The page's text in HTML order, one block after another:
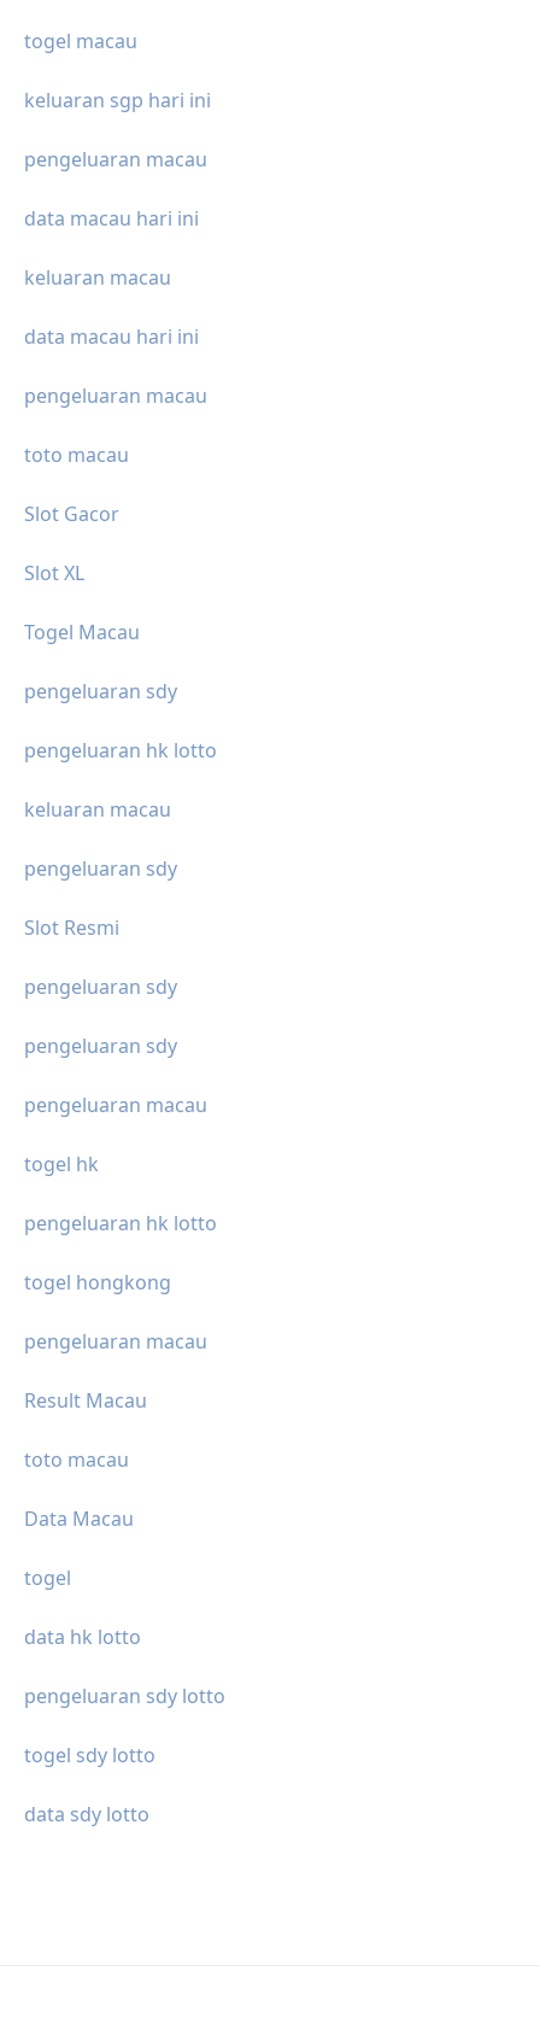
togel macau
keluaran sgp hari ini
pengeluaran macau
data macau hari ini
keluaran macau
data macau hari ini
pengeluaran macau
toto macau
Slot Gacor
Slot XL
Togel Macau
pengeluaran sdy
pengeluaran hk lotto
keluaran macau
pengeluaran sdy
Slot Resmi
pengeluaran sdy
pengeluaran sdy
pengeluaran macau
togel hk
pengeluaran hk lotto
togel hongkong
pengeluaran macau
Result Macau
toto macau
Data Macau
togel
data hk lotto
pengeluaran sdy lotto
togel sdy lotto
data sdy lotto